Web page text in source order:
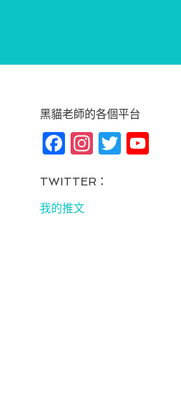
黑貓老師的各個平台
Fa
bo
ok
In
ag
T
TWITTER：
我的推文